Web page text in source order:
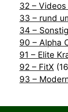
32 – Videos
33 – rund
34 –
90 – Alpha
91 – Elite
92 – FitX
93 –